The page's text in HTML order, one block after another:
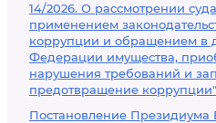
14/2026. О рассмотрении
применением
коррупции и обращением в
Федерации имущества,
нарушения требований и
предотвращение коррупции"
Постановление Президиума